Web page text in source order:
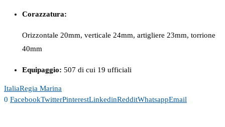
Corazzatura:
Orizzontale 20mm, verticale 24mm, artigliere 23mm, torrione
40mm
Equipaggio: 507 di cui 19 ufficiali
ItaliaRegia Marina
0 FacebookTwitterPinterestLinkedinRedditWhatsappEmail